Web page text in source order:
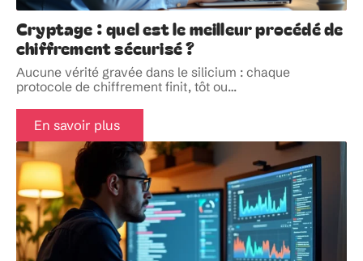
Cryptage : quel est le meilleur procédé de
chiffrement sécurisé ?
Aucune vérité gravée dans le silicium : chaque
protocole de chiffrement finit, tôt ou…
En savoir plus